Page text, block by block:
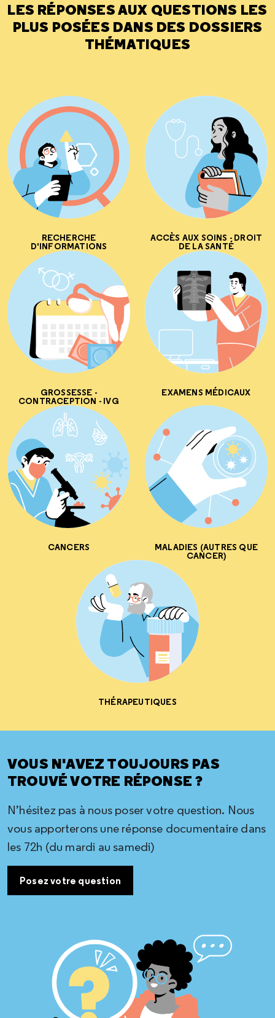
LES RÉPONSES AUX QUESTIONS LES
PLUS POSÉES DANS DES DOSSIERS
THÉMATIQUES
RECHERCHE
D'INFORMATIONS
ACCÈS AUX SOINS - DROIT
DE LA SANTÉ
GROSSESSE -
CONTRACEPTION - IVG
EXAMENS MÉDICAUX
CANCERS MALADIES (AUTRES QUE
CANCER)
THÉRAPEUTIQUES
VOUS N'AVEZ TOUJOURS PAS
TROUVÉ VOTRE RÉPONSE ?
N’hésitez pas à nous poser votre question. Nous
vous apporterons une réponse documentaire dans
les 72h (du mardi au samedi)
Posez votre question